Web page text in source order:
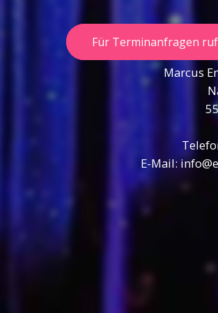
Für Terminanfragen
Marcus
E-Mail: